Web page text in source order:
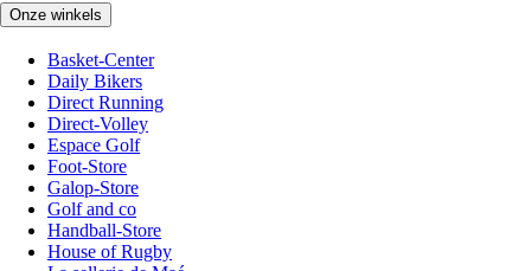
Onze winkels
Basket-Center
Daily Bikers
Direct Running
Direct-Volley
Espace Golf
Foot-Store
Galop-Store
Golf and co
Handball-Store
House of Rugby